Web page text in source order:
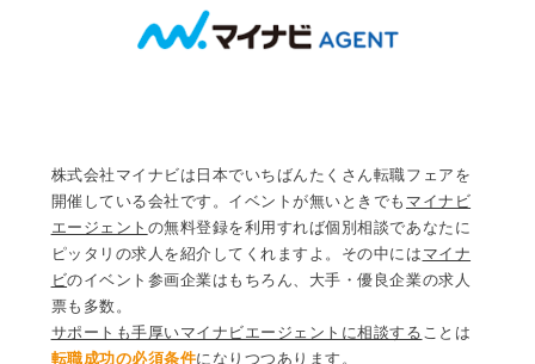
株式会社マイナビは日本でいちばんたくさん転職フェアを
開催している会社です。イベントが無いときでも マイナビ
エージェント の無料登録を利用すれば個別相談であなたに
ピッタリの求人を紹介してくれますよ。その中には マイナ
ビのイベント参画企業はもちろん、大手・優良企業の求人
票も多数。
サポートも手厚いマイナビエージェントに相談する ことは
転職成功の必須条件になりつつあります。